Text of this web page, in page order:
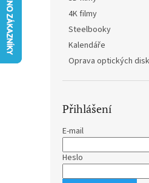
4K filmy
Steelbooky
Kalendáře
Oprava optických
Přihlášení
E-mail
Heslo